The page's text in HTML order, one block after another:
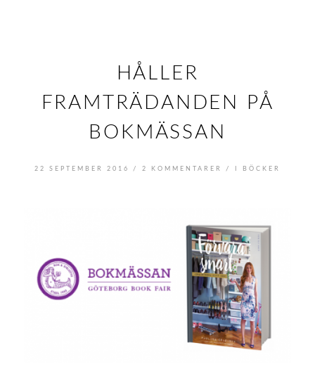
HÅLLER
FRAMTRÄDANDEN PÅ
BOKMÄSSAN
22 SEPTEMBER 2016 / 2 KOMMENTARER / BÖCKER